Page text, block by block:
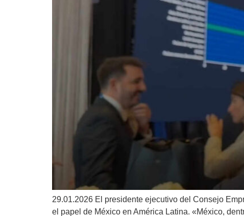
29.01.2026 El presidente ejecutivo del Consejo
el papel de México en América Latina. «México,